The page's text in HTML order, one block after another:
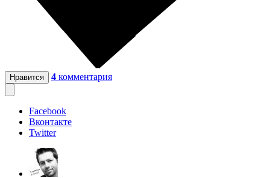
Нравится 4 комментария
Facebook
Вконтакте
Twitter